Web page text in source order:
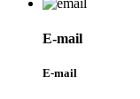
E-mail
E-mail